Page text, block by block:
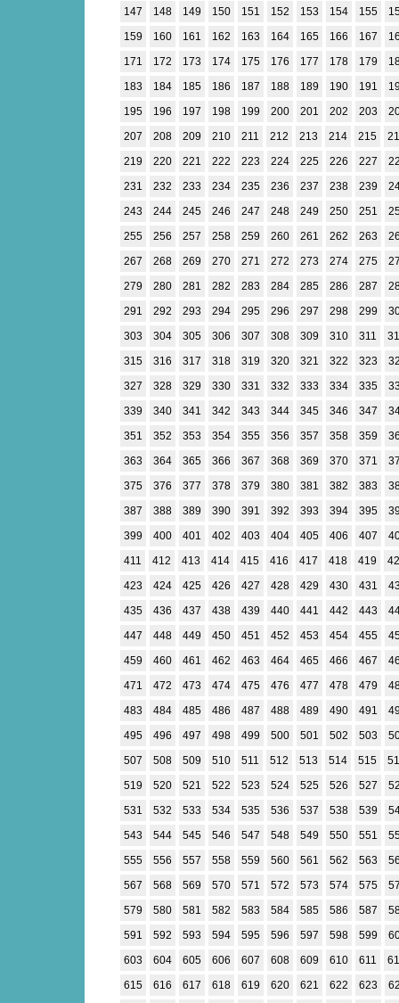
147
148 149 150 151 152 153 154 155
159
160 161 162 163 164 165 166 167
171
172 173 174 175 176 177 178 179
183
184 185 186 187 188 189 190 191
195
196 197 198 199 200 201 202 203
207
208 209 210 211 212 213 214 215
219
220 221 222 223 224 225 226 227
231
232 233 234 235 236 237 238 239
243
244 245 246 247 248 249 250 251
255
256 257 258 259 260 261 262 263
267
268 269 270 271 272 273 274 275
279
280 281 282 283 284 285 286 287
291
292 293 294 295 296 297 298 299
303
304 305 306 307 308 309 310 311
315
316 317 318 319 320 321 322 323
327
328 329 330 331 332 333 334 335
339
340 341 342 343 344 345 346 347
351
352 353 354 355 356 357 358 359
363
364 365 366 367 368 369 370 371
375
376 377 378 379 380 381 382 383
387
388 389 390 391 392 393 394 395
399
400 401 402 403 404 405 406 407
411
412 413 414 415 416 417 418 419
423
424 425 426 427 428 429 430 431
435
436 437 438 439 440 441 442 443
447
448 449 450 451 452 453 454 455
459
460 461 462 463 464 465 466 467
471
472 473 474 475 476 477 478 479
483
484 485 486 487 488 489 490 491
495
496 497 498 499 500 501 502 503
507
508 509 510 511 512 513 514 515
519
520 521 522 523 524 525 526 527
531
532 533 534 535 536 537 538 539
543
544 545 546 547 548 549 550 551
555
556 557 558 559 560 561 562 563
567
568 569 570 571 572 573 574 575
579
580 581 582 583 584 585 586 587
591
592 593 594 595 596 597 598 599
603
604 605 606 607 608 609 610 611
615
616 617 618 619 620 621 622 623